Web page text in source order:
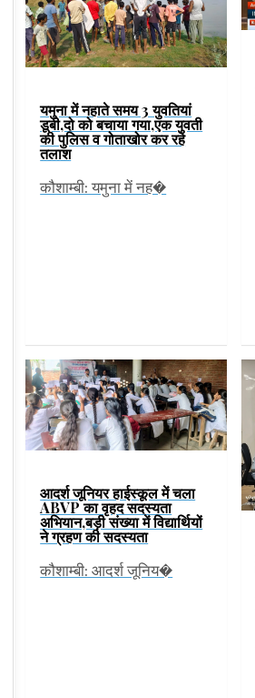
यमुना में नहाते समय 3 युवतियां
डूबी,दो को बचाया गया,एक युवती
की पुलिस व गोताखोर कर रहे
तलाश
कौशाम्बी: यमुना में नह�
आदर्श जूनियर हाईस्कूल में चला
ABVP का वृहद सदस्यता
अभियान,बड़ी संख्या में विद्यार्थियों
ने ग्रहण की सदस्यता
कौशाम्बी: आदर्श जूनिय�